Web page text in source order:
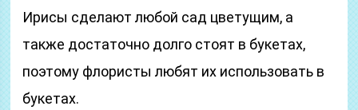
Ирисы сделают любой сад цветущим, а
также достаточно долго стоят в букетах,
поэтому флористы любят их использовать в
букетах.